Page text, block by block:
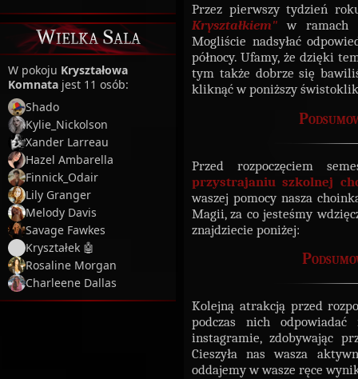
Wielka Sala
W pokoju Kryształowa
Komnata jest 11 osób:
Shado
Kylie_Nickolson
Xander Larreau
Hazel Ambarella
Finnick_Odair
Lily Granger
Melody Davis
Savage Fawkes
Kryształek 🤖
Rosaline Morgan
Charleene Dallas
Przez pierwszy tydzień
Kryształkiem" w ramach
Mogliście nadsyłać
północy. Ufamy, że dzięki
tym także dobrze się
kliknąć w poniższy
Przed rozpoczęciem
przystrajaniu szkolnej
waszej pomocy nasza
Magii, za co jesteśmy
znajdziecie poniżej:
Kolejną atrakcją przed
podczas nich
instagramie, zdobywając
Cieszyła nas wasza
oddajemy w wasze ręce